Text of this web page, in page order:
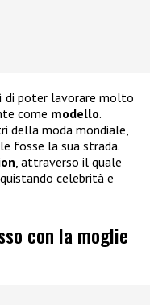
di poter lavorare molto
come modello.
della moda mondiale,
fosse la sua strada.
, attraverso il quale
celebrità e
con la moglie